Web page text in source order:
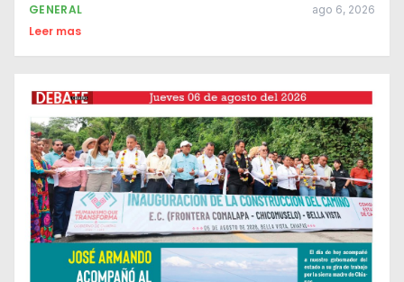
GENERAL ago 6, 2026
Leer mas